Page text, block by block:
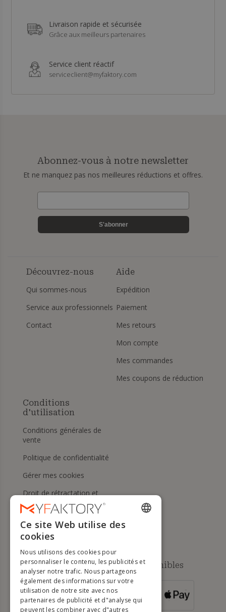
Livraison rapide et sécurisée
Grâce aux meilleurs partenaires
Service client réactif
serviceclient@myfaktory.com
Abonnez-vous à notre newsletter
Et ne manquez pas nos meilleures réductions et offres.
S'abonner
Découvrez-nous
Qui sommes-nous
Service aux professionnels
Contact
Aide
Expédition
Paiement
Mes retours
Mon compte
Mes commandes
Mes coupons de réduction
Conditions
d'utilisation
Conditions générales de
vente
Politique de confidentialité
Gérer mes cookies
Droit de rétractation et
retours
Aide
Méthodes de paiement disponibles
POUR LES
COMMANDES
SUPÉRIEURES À
ENGLISH
DUTCH
GERMAN
Ce site Web utilise des
cookies
Nous utilisons des cookies pour
personnaliser le contenu, les publicités et
analyser notre trafic. Nous partageons
également des informations sur votre
utilisation de notre site avec nos
partenaires de publicité et d"analyse qui
peuvent les combiner avec d"autres